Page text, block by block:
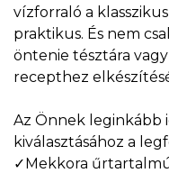
vízforraló a
praktikus. És nem
öntenie tésztára
recepthez
Az Önnek leginkább
kiválasztásához a
✓Mekkora